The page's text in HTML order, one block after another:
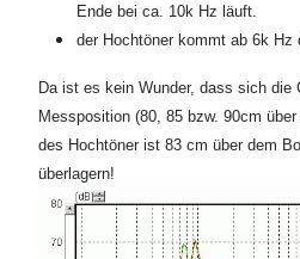
Ende bei ca. 10k Hz läuft.
der Hochtöner kommt ab 6k Hz
Da ist es kein Wunder, dass sich die
Messposition (80, 85 bzw. 90cm
des Hochtöner ist 83 cm über dem
überlagern!